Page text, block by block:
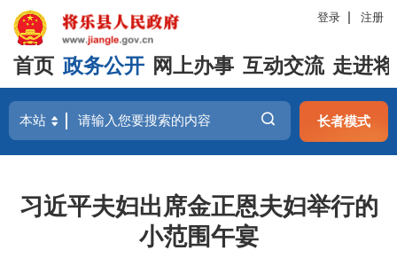
登录 注册
首页 政务公开 网上办事 互动交流 走进
长者模式
习近平夫妇出席金正恩夫妇举行的
小范围午宴